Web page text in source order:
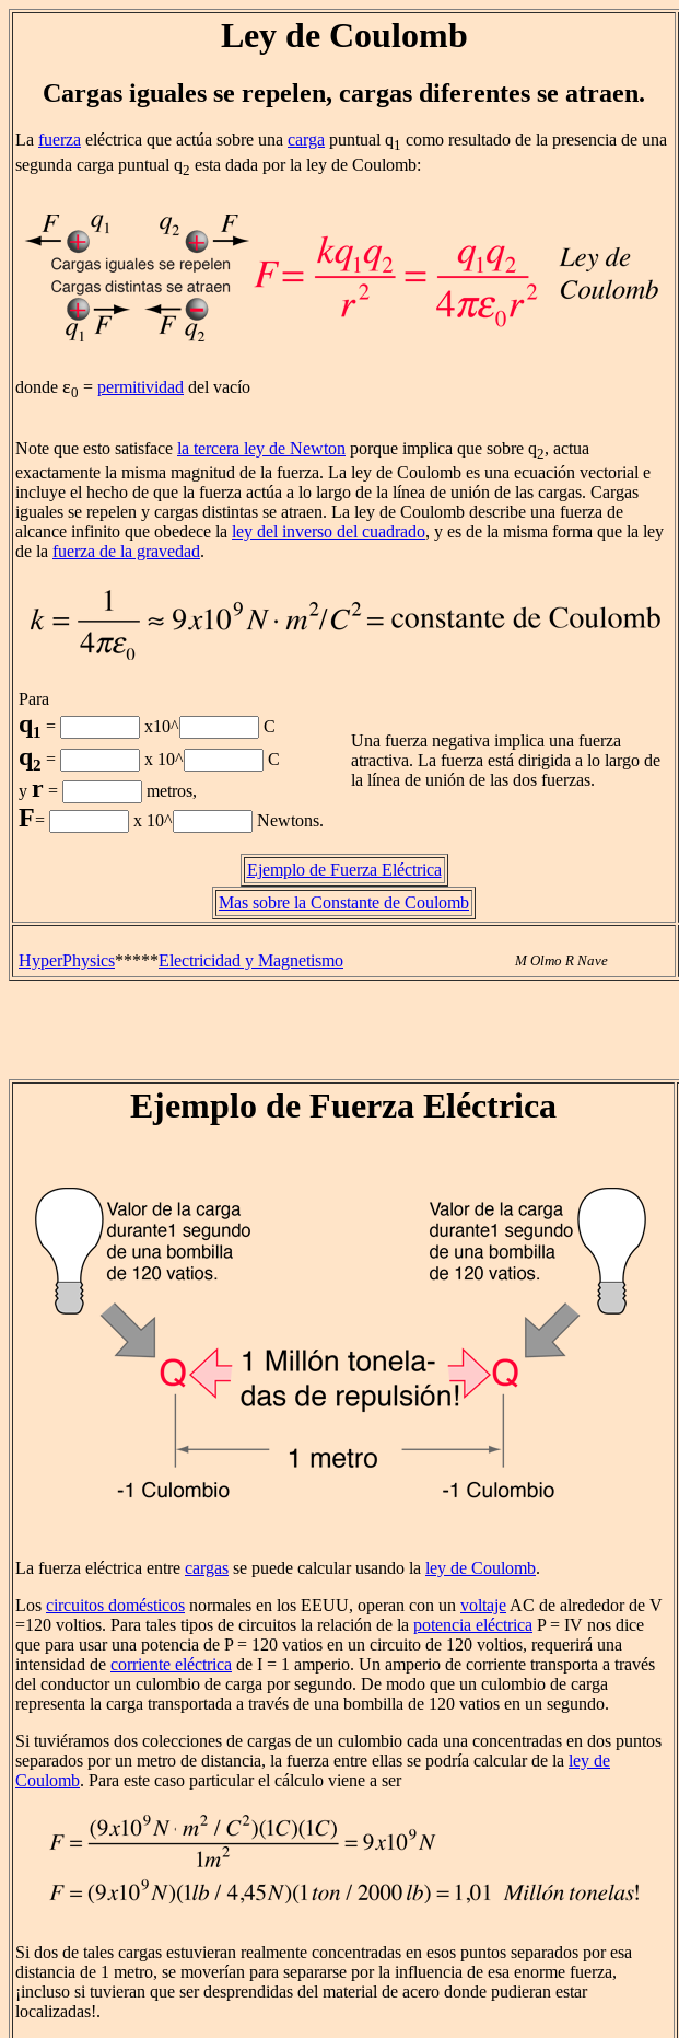
Ley de Coulomb
Cargas iguales se repelen, cargas diferentes se atraen.
La fuerza eléctrica que actúa sobre una carga puntual q1 como resultado de la presencia de una
segunda carga puntual q2 esta dada por la ley de Coulomb:
donde ε0 = permitividad del vacío
Note que esto satisface la tercera ley de Newton porque implica que sobre q2, actua
exactamente la misma magnitud de la fuerza. La ley de Coulomb es una ecuación vectorial e
incluye el hecho de que la fuerza actúa a lo largo de la línea de unión de las cargas. Cargas
iguales se repelen y cargas distintas se atraen. La ley de Coulomb describe una fuerza de
alcance infinito que obedece la ley del inverso del cuadrado, y es de la misma forma que la ley
de la fuerza de la gravedad.
Para
q1 = x10^ C
q2 = x 10^
C
y r = metros,
F= x 10^ Newtons.
Una fuerza negativa implica una fuerza
atractiva. La fuerza está dirigida a lo largo de
la línea de unión de las dos fuerzas.
Ejemplo de Fuerza Eléctrica
Mas sobre la Constante de Coulomb
HyperPhysics*****Electricidad y Magnetismo M Olmo R Nave
Ejemplo de Fuerza Eléctrica
La fuerza eléctrica entre cargas se puede calcular usando la ley de Coulomb.
Los circuitos domésticos normales en los EEUU, operan con un voltajeAC de alrededor de V
=120 voltios. Para tales tipos de circuitos la relación de la potencia eléctrica P = IV nos dice
que para usar una potencia de P = 120 vatios en un circuito de 120 voltios, requerirá una
intensidad de corriente eléctrica de I = 1 amperio. Un amperio de corriente transporta a través
del conductor un culombio de carga por segundo. De modo que un culombio de carga
representa la carga transportada a través de una bombilla de 120 vatios en un segundo.
Si tuviéramos dos colecciones de cargas de un culombio cada una concentradas en dos puntos
separados por un metro de distancia, la fuerza entre ellas se podría calcular de la ley de
Coulomb. Para este caso particular el cálculo viene a ser
Si dos de tales cargas estuvieran realmente concentradas en esos puntos separados por esa
distancia de 1 metro, se moverían para separarse por la influencia de esa enorme fuerza,
¡incluso si tuvieran que ser desprendidas del material de acero donde pudieran estar
localizadas!.